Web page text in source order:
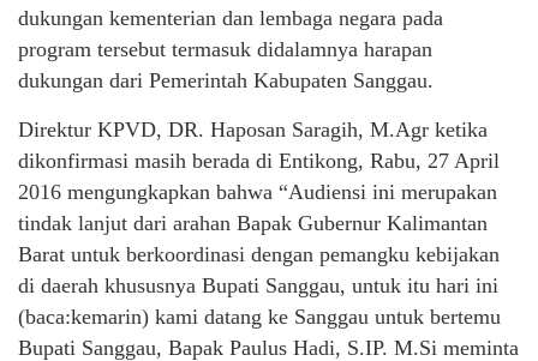
dukungan kementerian dan lembaga negara pada
program tersebut termasuk didalamnya harapan
dukungan dari Pemerintah Kabupaten Sanggau.
Direktur KPVD, DR. Haposan Saragih, M.Agr ketika
dikonfirmasi masih berada di Entikong, Rabu, 27 April
2016 mengungkapkan bahwa “Audiensi ini merupakan
tindak lanjut dari arahan Bapak Gubernur Kalimantan
Barat untuk berkoordinasi dengan pemangku kebijakan
di daerah khususnya Bupati Sanggau, untuk itu hari ini
(baca:kemarin) kami datang ke Sanggau untuk bertemu
Bupati Sanggau, Bapak Paulus Hadi, S.IP. M.Si meminta